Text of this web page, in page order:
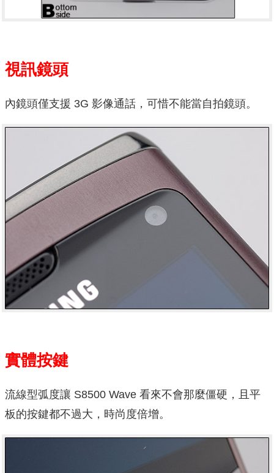
視訊鏡頭
內鏡頭僅支援 3G 影像通話，可惜不能當自拍鏡頭。
實體按鍵
流線型弧度讓 S8500 Wave 看來不會那麼僵硬，且平
板的按鍵都不過大，時尚度倍增。